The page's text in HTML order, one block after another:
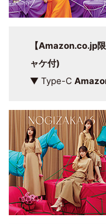
【Amazon.co.jp
ャケ付)
▼ Type-C